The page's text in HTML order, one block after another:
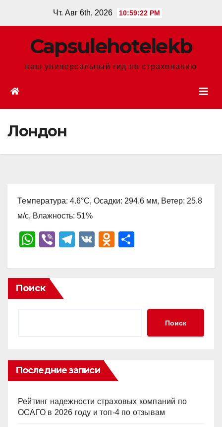
Чт. Авг 6th, 2026 10:59:22 PM
Сapsulehotelekb
ваш универсальный гид по страхованию
Лондон
Температура: 4.6°C, Осадки: 294.6 мм, Ветер: 25.8
м/с, Влажность: 51%
W
at
s
A
Vi
er
T
e
V
O
n
р
ть
Поиск
Поиск
Последние записи
Рейтинг надежности страховых компаний по
ОСАГО в 2026 году и топ-4 по отзывам